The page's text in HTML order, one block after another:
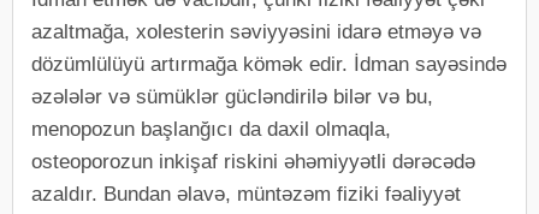
azaltmağa, xolesterin səviyyəsini idarə etməyə və
dözümlülüyü artırmağa kömək edir. İdman sayəsində
əzələlər və sümüklər gücləndirilə bilər və bu,
menopozun başlanğıcı da daxil olmaqla,
osteoporozun inkişaf riskini əhəmiyyətli dərəcədə
azaldır. Bundan əlavə, müntəzəm fiziki fəaliyyət